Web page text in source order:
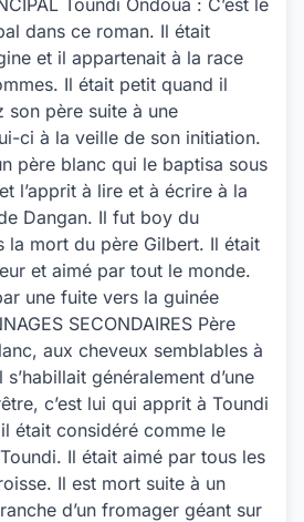
Toundi Ondoua : C’est le
dans ce roman. Il était
et il appartenait à la race
Il était petit quand il
son père suite à une
ci à la veille de son initiation.
père blanc qui le baptisa sous
l’apprit à lire et à écrire à la
Dangan. Il fut boy du
la mort du père Gilbert. Il était
et aimé par tout le monde.
une fuite vers la guinée
SECONDAIRES Père
aux cheveux semblables à
généralement d’une
c’est lui qui apprit à Toundi
était considéré comme le
Il était aimé par tous les
Il est mort suite à un
d’un fromager géant sur